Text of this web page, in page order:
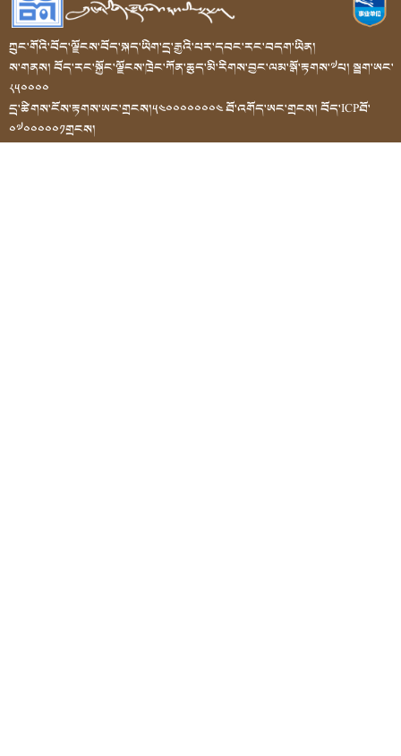
ཀྲུང་གོའི་བོད་ལྗོངས་བོད་སྐད་ཡིག་དྲ་རྒྱའི་པར་དབང་རང་བདག་ཡིན།
ས་གནས། བོད་རང་སྐྱོང་ལྗོངས་ཁྲེང་ཀོན་ཆུད་མི་རིགས་བྱང་ལམ་སྒོ་རྟགས་༧པ། སྦྲག་ཨང་
༨༥༠༠༠༠
དྲ་ཚིགས་ངོས་རྟགས་ཨང་གྲངས།༥༤༠༠༠༠༠༠༠༤ ཐོ་འགོད་ཨང་གྲངས། བོད་ICPཐོ་
༠༧༠༠༠༠༠༡གྲངས།